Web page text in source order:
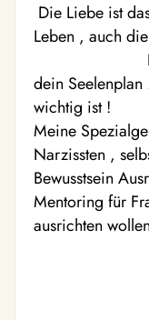
️Die Liebe ist
Leben ,
Erkenne
dein
Meine
Narzissten ,
Bewusstsein
Mentoring für
ausrichten